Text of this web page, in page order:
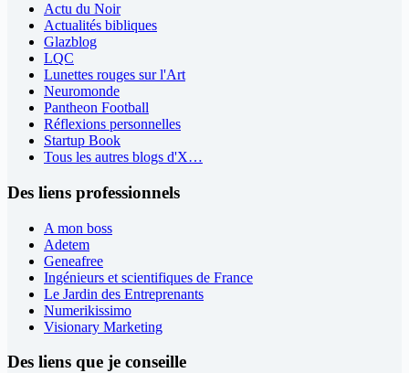
Actu du Noir
Actualités bibliques
Glazblog
LQC
Lunettes rouges sur l'Art
Neuromonde
Pantheon Football
Réflexions personnelles
Startup Book
Tous les autres blogs d'X…
Des liens professionnels
A mon boss
Adetem
Geneafree
Ingénieurs et scientifiques de France
Le Jardin des Entreprenants
Numerikissimo
Visionary Marketing
Des liens que je conseille